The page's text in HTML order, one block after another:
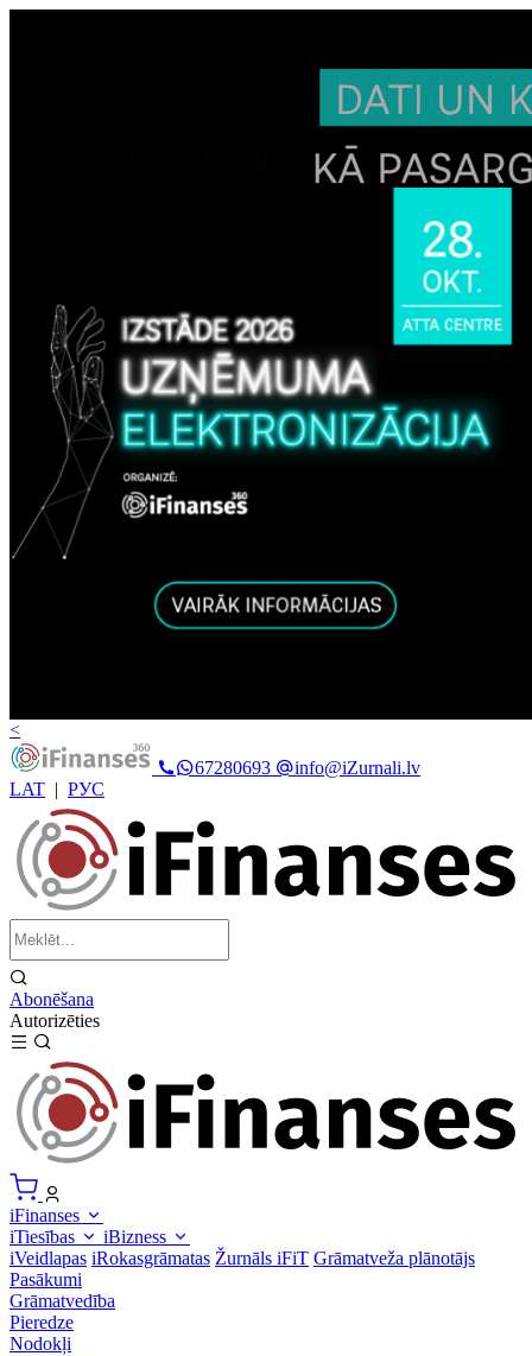
<
67280693
info@iZurnali.lv
LAT | РУС
Abonēšana
Autorizēties
iFinanses
iTiesības
iBizness
iVeidlapas iRokasgrāmatas Žurnāls iFiT Grāmatveža plānotājs
Pasākumi
Grāmatvedība
Pieredze
Nodokļi